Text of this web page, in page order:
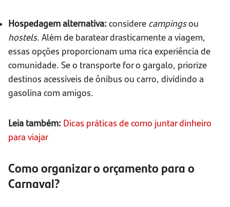
Hospedagem alternativa: considere campingsou
hostels. Além de baratear drasticamente a viagem,
essas opções proporcionam uma rica experiência de
comunidade. Se o transporte for o gargalo, priorize
destinos acessíveis de ônibus ou carro, dividindo a
gasolina com amigos.
Leia também: Dicas práticas de como juntar dinheiro
para viajar
Como organizar o orçamento para o
Carnaval?